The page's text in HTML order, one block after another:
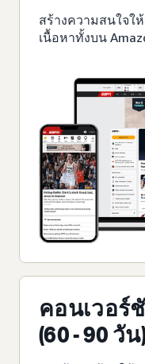
สร้างความสนใจใ
เนื้อหาทั้งบน
คอนเวอร์
(60 - 90 วัน